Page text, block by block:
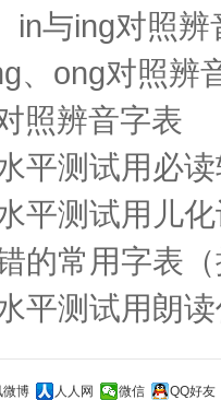
in与inɡ对照辨
、onɡ对照辨
照辨音字表
平测试用必
平测试用儿
的常用字表
平测试用朗
微博 人人网 微信 QQ好友